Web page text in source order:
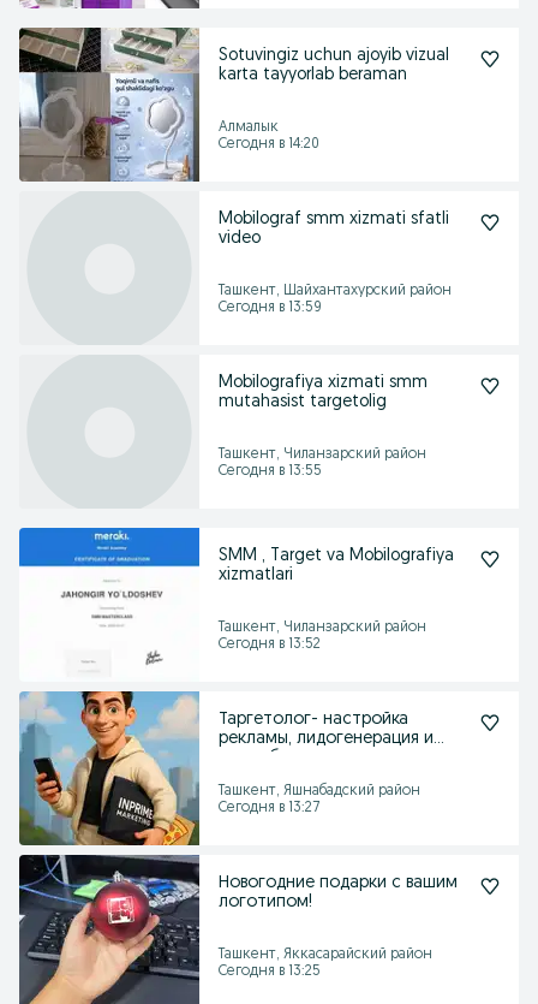
Sotuvingiz uchun ajoyib vizual
karta tayyorlab beraman
Алмалык
Сегодня в 14:20
Mobilograf smm xizmati sfatli
video
Ташкент, Шайхантахурский район
Сегодня в 13:59
Mobilografiya xizmati smm
mutahasist targetolig
Ташкент, Чиланзарский район
Сегодня в 13:55
SMM , Target va Mobilografiya
xizmatlari
Ташкент, Чиланзарский район
Сегодня в 13:52
Таргетолог- настройка
рекламы, лидогенерация и
Ташкент, Яшнабадский район
Сегодня в 13:27
Новогодние подарки с вашим
логотипом!
Ташкент, Яккасарайский район
Сегодня в 13:25